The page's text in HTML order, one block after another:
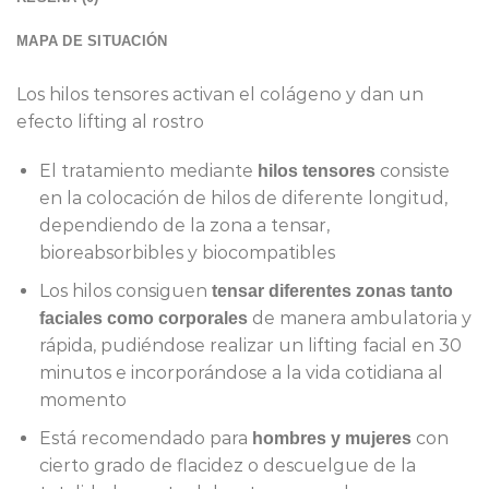
MAPA DE SITUACIÓN
Los hilos tensores activan el colágeno y dan un
efecto lifting al rostro
El tratamiento mediante hilos tensoresconsiste
en la colocación de hilos de diferente longitud,
dependiendo de la zona a tensar,
bioreabsorbibles y biocompatibles
Los hilos consiguen tensar diferentes zonas tanto
faciales como corporalesde manera ambulatoria y
rápida, pudiéndose realizar un lifting facial en 30
minutos e incorporándose a la vida cotidiana al
momento
Está recomendado para hombres y mujerescon
cierto grado de flacidez o descuelgue de la